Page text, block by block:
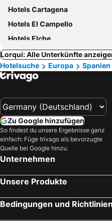
Hotels Cartagena
Hotels El Campello
Hotels Elche
Lorquí: Alle Unterkünfte
Hotelsuche
Europa Spanien
Zu Google hinzufügen
So findest du unsere Ergebnisse ganz
einfach: Füge trivago als bevorzugte
Quelle bei Google hinzu.
Unternehmen
Unsere Produkte
Bedingungen und Richtlinien